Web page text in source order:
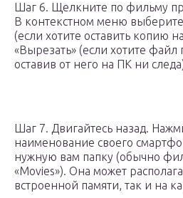
Шаг 6. Щелкните по фильму
В контекстном меню выберите
(если хотите оставить копию
«Вырезать» (если хотите файл
оставив от него на ПК ни
Шаг 7. Двигайтесь назад.
наименование своего
нужную вам папку (обычно
«Movies»). Она может
встроенной памяти, так и на